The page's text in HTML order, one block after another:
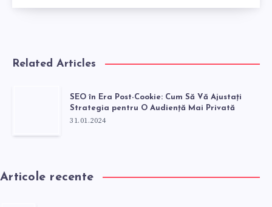
Related Articles
SEO în Era Post-Cookie: Cum Să Vă Ajustați
Strategia pentru O Audiență Mai Privată
31.01.2024
Articole recente